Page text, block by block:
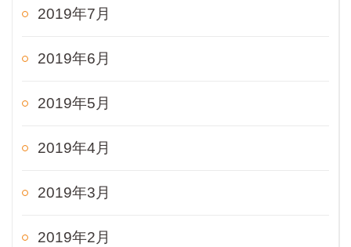
2019年7月
2019年6月
2019年5月
2019年4月
2019年3月
2019年2月